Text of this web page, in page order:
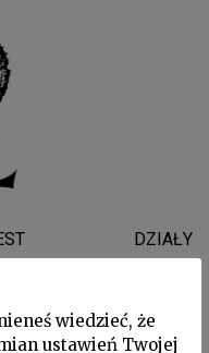
DZIAŁY
wiedzieć, że
ustawień Twojej